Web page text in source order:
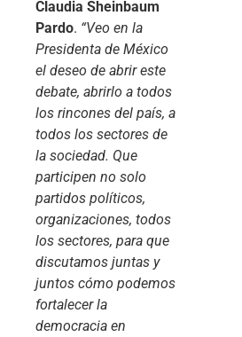
Claudia Sheinbaum
Pardo. “Veo en la
Presidenta de México
el deseo de abrir este
debate, abrirlo a todos
los rincones del país, a
todos los sectores de
la sociedad. Que
participen no solo
partidos políticos,
organizaciones, todos
los sectores, para que
discutamos juntas y
juntos cómo podemos
fortalecer la
democracia en